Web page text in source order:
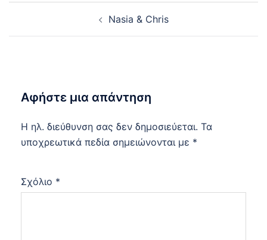
Nasia & Chris
Αφήστε μια απάντηση
Η ηλ. διεύθυνση σας δεν δημοσιεύεται. Τα
υποχρεωτικά πεδία σημειώνονται με *
Σχόλιο *